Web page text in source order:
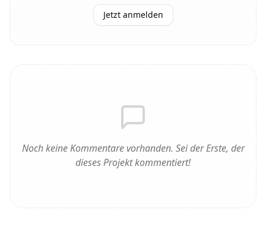
Jetzt anmelden
Noch keine Kommentare vorhanden. Sei der Erste, der
dieses Projekt kommentiert!